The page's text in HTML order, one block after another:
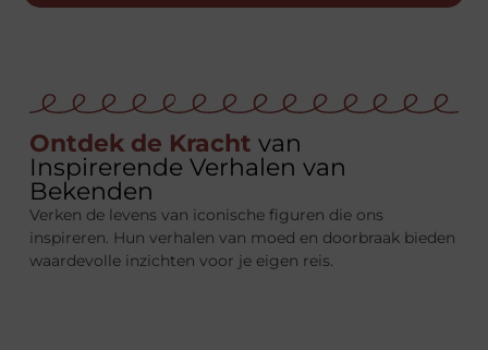
Ontdek de Kracht van
Inspirerende Verhalen van
Bekenden
Verken de levens van iconische figuren die ons
inspireren. Hun verhalen van moed en doorbraak bieden
waardevolle inzichten voor je eigen reis.